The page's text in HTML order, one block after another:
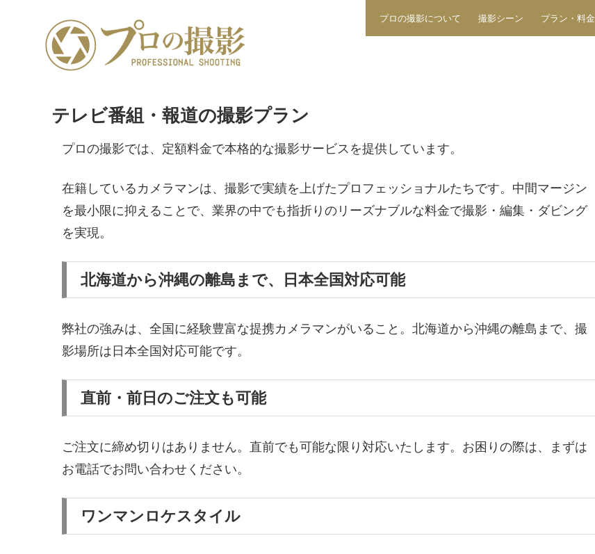
プロの撮影について 撮影シーン プラン・料金
テレビ番組・報道の撮影プラン
プロの撮影では、定額料金で本格的な撮影サービスを提供しています。
在籍しているカメラマンは、撮影で実績を上げたプロフェッショナルたちです。中間マージン
を最小限に抑えることで、業界の中でも指折りのリーズナブルな料金で撮影・編集・ダビング
を実現。
北海道から沖縄の離島まで、日本全国対応可能
弊社の強みは、全国に経験豊富な提携カメラマンがいること。北海道から沖縄の離島まで、撮
影場所は日本全国対応可能です。
直前・前日のご注文も可能
ご注文に締め切りはありません。直前でも可能な限り対応いたします。お困りの際は、まずは
お電話でお問い合わせください。
ワンマンロケスタイル